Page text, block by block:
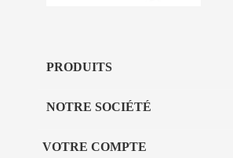
PRODUITS
NOTRE SOCIÉTÉ
VOTRE COMPTE